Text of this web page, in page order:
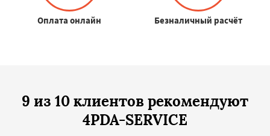
Оплата онлайн Безналичный расчёт
9 из 10 клиентов рекомендуют
4PDA-SERVICE